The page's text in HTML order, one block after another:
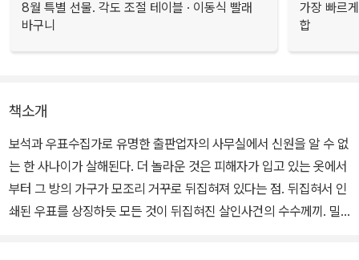
8월 특별 선물. 각도 조절 테이블 · 이동식 빨래
바구니
가장 빠르
합
책소개
보석과 우표수집가로 유명한 출판업자의 사무실에서 신원을 알 수 없
는 한 사나이가 살해된다. 더 놀라운 것은 피해자가 입고 있는 옷에서
부터 그 방의 가구가 모조리 거꾸로 뒤집혀져 있다는 점. 뒤집혀서 인
쇄된 우표를 상징하듯 모든 것이 뒤집혀진 살인사건의 수수께끼. 밀